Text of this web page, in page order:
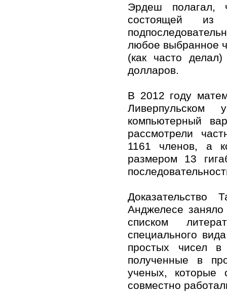
Эрдеш полагал,
состоящей
любое выбранное
(как часто
долларов.
В 2012 году
Ливерпульском
компьютерный
рассмотрели
1161 членов, а
размером 13
Доказательство
Анджелесе
списком
специального
простых чисел в
полученные в
ученых, которые
совместно